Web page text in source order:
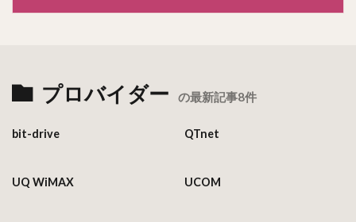
プロバイダー の最新記事8件
bit-drive QTnet
UQ WiMAX UCOM